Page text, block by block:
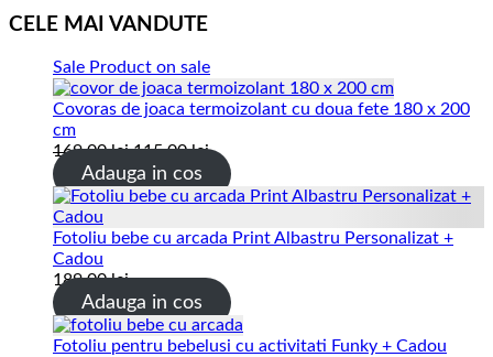
CELE MAI VANDUTE
Sale Product on sale
Covoras de joaca termoizolant cu doua fete 180 x 200
cm
169.00lei 115.00lei
Adauga in cos
Fotoliu bebe cu arcada Print Albastru Personalizat +
Cadou
189.00lei
Adauga in cos
Fotoliu pentru bebelusi cu activitati Funky + Cadou